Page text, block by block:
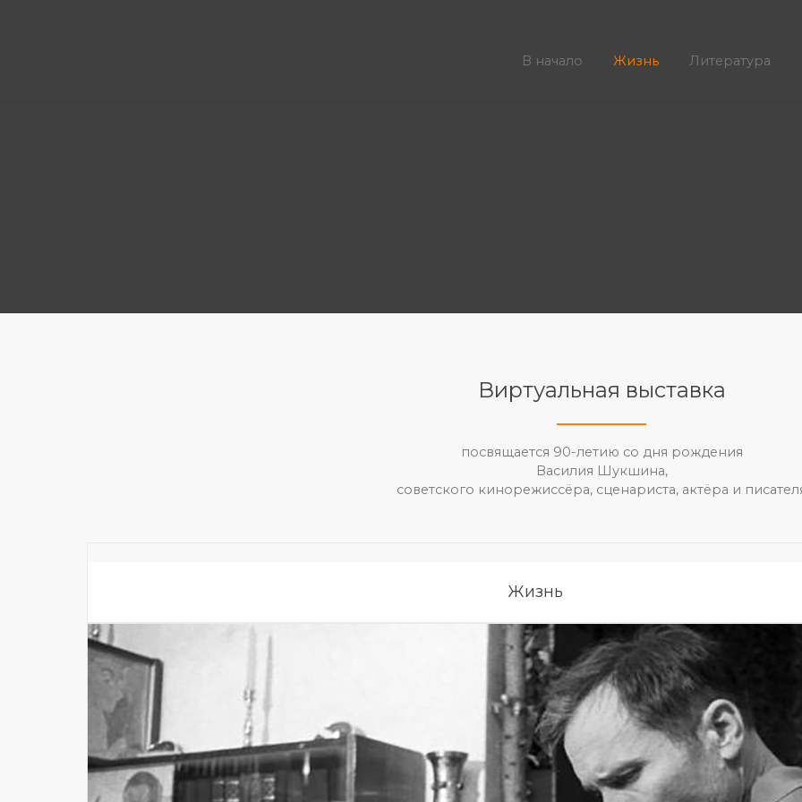
В начало Жизнь Литература
Виртуальная выставка
посвящается 90-летию со дня рождения
Василия Шукшина,
советского кинорежиссёра, сценариста, актёра и
Жизнь